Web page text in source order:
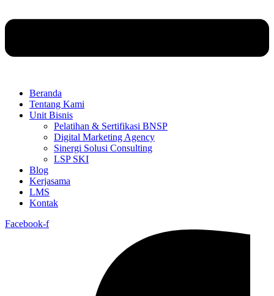
Beranda
Tentang Kami
Unit Bisnis
Pelatihan & Sertifikasi BNSP
Digital Marketing Agency
Sinergi Solusi Consulting
LSP SKI
Blog
Kerjasama
LMS
Kontak
Facebook-f